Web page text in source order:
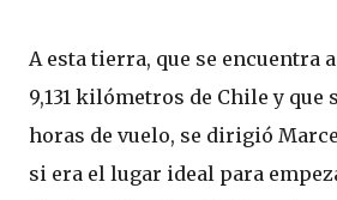
A esta tierra, que se encuentra
9,131 kilómetros de Chile y que
horas de vuelo, se dirigió
si era el lugar ideal para